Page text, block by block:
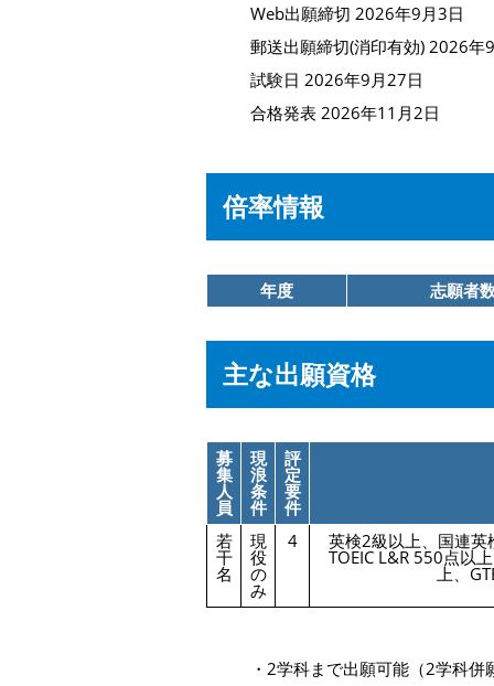
Web出願締切 2026年9月3日
郵送出願締切(消印有効) 2026年
試験日 2026年9月27日
合格発表 2026年11月2日
倍率情報
年度 志願者
主な出願資格
募
集
人
員
現
浪
条
件
評
定
要
件
若
干
名
現
役
の
み
4 英検2級以上、国連英
TOEIC L&R 550点以
上、
・2学科まで出願可能（2学科